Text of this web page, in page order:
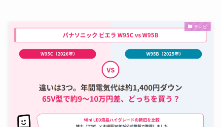
テレビ